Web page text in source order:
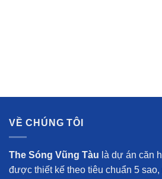
VỀ CHÚNG TÔI
The Sóng Vũng Tàu là dự án căn
được thiết kế theo tiêu chuẩn 5 sao,